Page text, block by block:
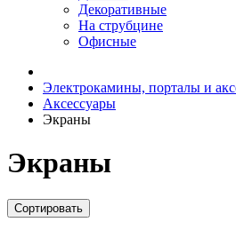
Декоративные
На струбцине
Офисные
Электрокамины, порталы и
Аксессуары
Экраны
Экраны
Сортировать